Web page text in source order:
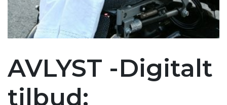
AVLYST -Digitalt
tilbud: